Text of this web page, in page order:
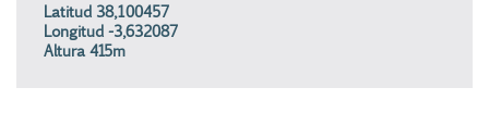
Latitud 38,100457
Longitud -3,632087
Altura 415m